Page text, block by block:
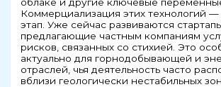
Коммерциализация этих технологий
этап. Уже сейчас развиваются
предлагающие частным компаниям
рисков, связанных со стихией. Это
актуально для горнодобывающей и
отраслей, чья деятельность часто
вблизи геологически нестабильных зон.